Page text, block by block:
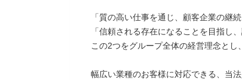
「質の高い仕事を通じ、顧客企業の継
「信頼される存在になることを目指し
この2つをグループ全体の経営理念とし
幅広い業種のお客様に対応できる、当法